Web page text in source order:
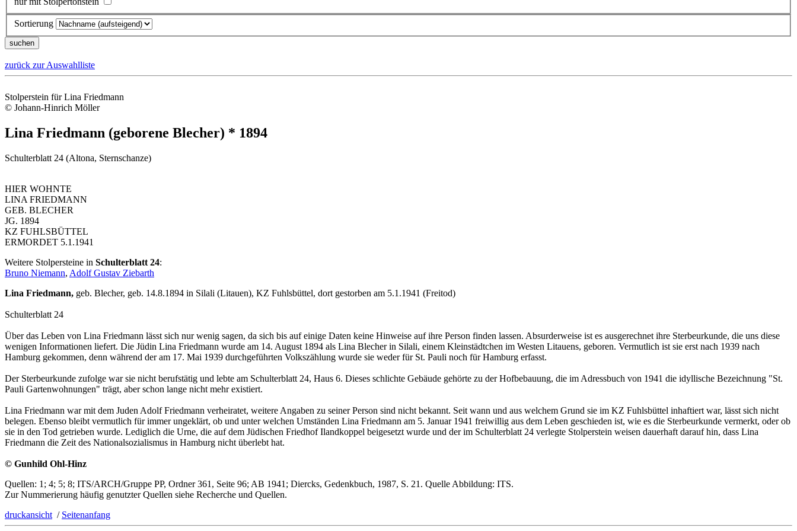
Sortierung
zurück zur Auswahlliste
Stolperstein für Lina Friedmann
© Johann-Hinrich Möller
Lina Friedmann (geborene Blecher) * 1894
Schulterblatt 24 (Altona, Sternschanze)
HIER WOHNTE
LINA FRIEDMANN
GEB. BLECHER
JG. 1894
KZ FUHLSBÜTTEL
ERMORDET 5.1.1941
Weitere Stolpersteine in Schulterblatt 24:
Bruno Niemann, Adolf Gustav Ziebarth
Lina Friedmann, geb. Blecher, geb. 14.8.1894 in Silali (Litauen), KZ Fuhlsbüttel, dort gestorben am 5.1.1941 (Freitod)
Schulterblatt 24
Über das Leben von Lina Friedmann lässt sich nur wenig sagen, da sich bis auf einige Daten keine Hinweise auf ihre Person finden lassen. Absurderweise ist es ausgerechnet ihre Sterbeurkunde, die uns diese
wenigen Informationen liefert. Die Jüdin Lina Friedmann wurde am 14. August 1894 als Lina Blecher in Silali, einem Kleinstädtchen im Westen Litauens, geboren. Vermutlich ist sie erst nach 1939 nach
Hamburg gekommen, denn während der am 17. Mai 1939 durchgeführten Volkszählung wurde sie weder für St. Pauli noch für Hamburg erfasst.
Der Sterbeurkunde zufolge war sie nicht berufstätig und lebte am Schulterblatt 24, Haus 6. Dieses schlichte Gebäude gehörte zu der Hofbebauung, die im Adressbuch von 1941 die idyllische Bezeichnung "St.
Pauli Gartenwohnungen" trägt, aber schon lange nicht mehr existiert.
Lina Friedmann war mit dem Juden Adolf Friedmann verheiratet, weitere Angaben zu seiner Person sind nicht bekannt. Seit wann und aus welchem Grund sie im KZ Fuhlsbüttel inhaftiert war, lässt sich nicht
belegen. Ebenso bleibt vermutlich für immer ungeklärt, ob und unter welchen Umständen Lina Friedmann am 5. Januar 1941 freiwillig aus dem Leben geschieden ist, wie es die Sterbeurkunde vermerkt, oder ob
sie in den Tod getrieben wurde. Lediglich die Urne, die auf dem Jüdischen Friedhof Ilandkoppel beigesetzt wurde und der im Schulterblatt 24 verlegte Stolperstein weisen dauerhaft darauf hin, dass Lina
Friedmann die Zeit des Nationalsozialismus in Hamburg nicht überlebt hat.
© Gunhild Ohl-Hinz
Quellen: 1; 4; 5; 8; ITS/ARCH/Gruppe PP, Ordner 361, Seite 96; AB 1941; Diercks, Gedenkbuch, 1987, S. 21. Quelle Abbildung: ITS.
Zur Nummerierung häufig genutzter Quellen siehe Recherche und Quellen.
druckansicht / Seitenanfang